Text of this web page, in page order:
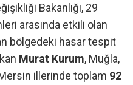
Bakanlığı, 29
arasında etkili olan
bölgedeki hasar tespit
Murat Kurum, Muğla,
illerinde toplam 92